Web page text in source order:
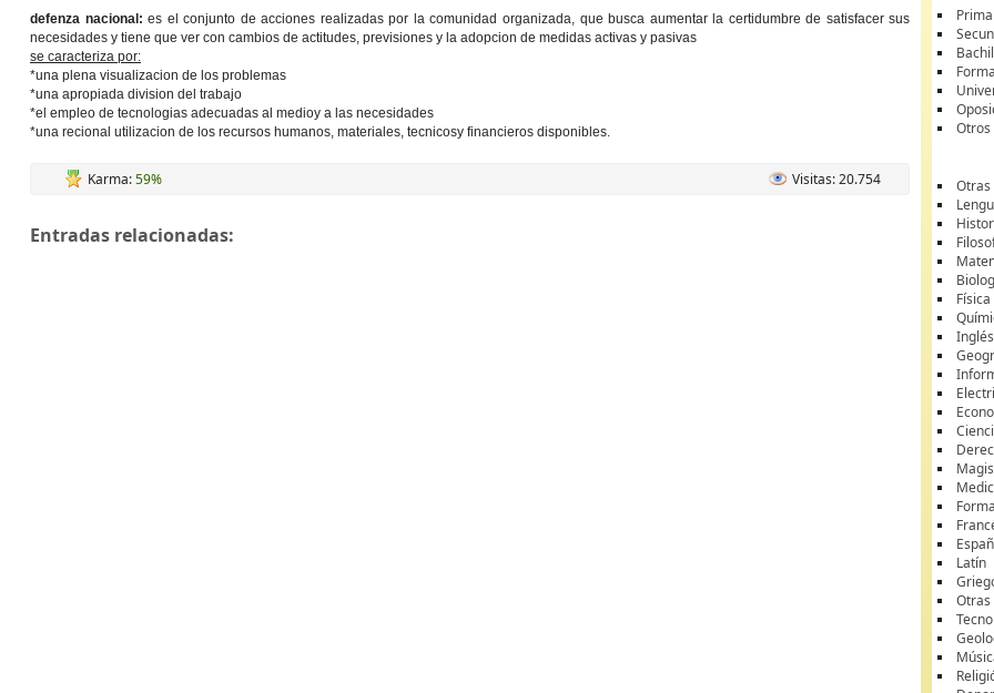
defenza nacional: es el conjunto de acciones realizadas por la comunidad organizada, que busca aumentar la certidumbre de satisfacer sus
necesidades y tiene que ver con cambios de actitudes, previsiones y la adopcion de medidas activas y pasivas
se caracteriza por:
*una plena visualizacion de los problemas
*una apropiada division del trabajo
*el empleo de tecnologias adecuadas al medioy a las necesidades
*una recional utilizacion de los recursos humanos, materiales, tecnicosy financieros disponibles.
Karma:59% Visitas: 20.754
Entradas relacionadas:
Otros
Física
Inglés
Latín